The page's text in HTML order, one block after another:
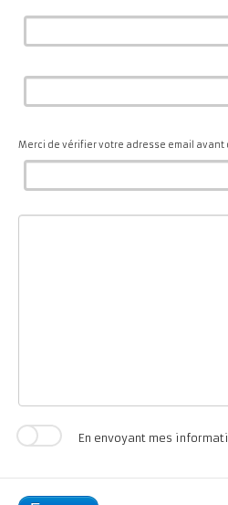
Merci de vérifier votre adresse email
En envoyant mes